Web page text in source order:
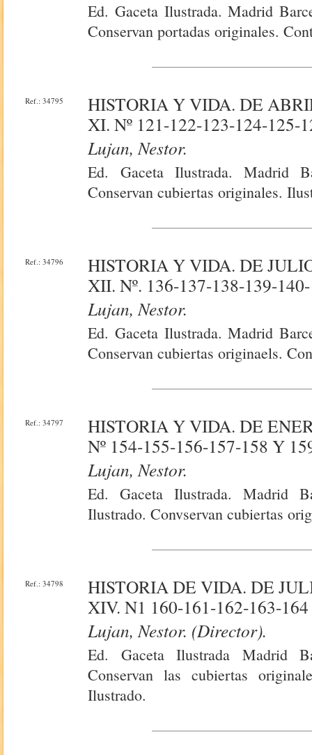
Ed. Gaceta Ilustrada. Madrid
Conservan portadas originales.
Ref.: 34795
HISTORIA Y VIDA. DE
XI. Nº 121-122-123-124-125-
Lujan, Nestor.
Ed. Gaceta Ilustrada. Madrid
Conservan cubiertas originales.
Ref.: 34796
HISTORIA Y VIDA. DE
XII. Nº. 136-137-138-139-
Lujan, Nestor.
Ed. Gaceta Ilustrada. Madrid
Conservan cubiertas originaels.
Ref.: 34797
HISTORIA Y VIDA. DE
Nº 154-155-156-157-158 Y
Lujan, Nestor.
Ed. Gaceta Ilustrada. Madrid
Ilustrado. Convservan cubiertas
Ref.: 34798
HISTORIA DE VIDA. DE
XIV. N1 160-161-162-163-
Lujan, Nestor. (Director).
Ed. Gaceta Ilustrada Madrid
Conservan las cubiertas
Ilustrado.